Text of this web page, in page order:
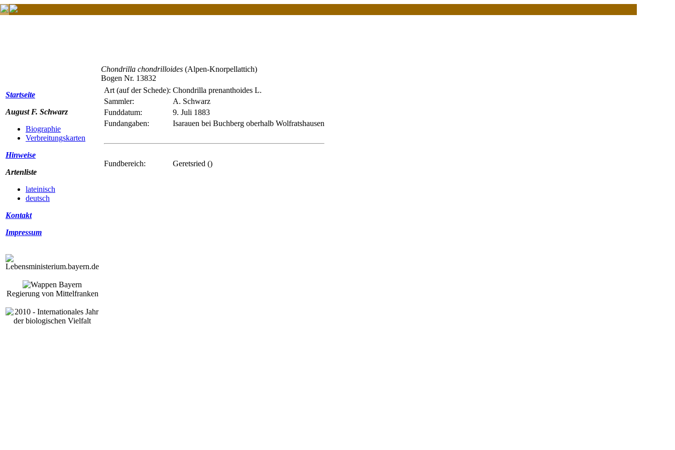
Startseite
August F. Schwarz
Biographie
Verbreitungskarten
Hinweise
Artenliste
lateinisch
deutsch
Kontakt
Impressum
Regierung von Mittelfranken
Chondrilla chondrilloides (Alpen-Knorpellattich)
Bogen Nr. 13832
Art (auf der Schede): Chondrilla prenanthoides L.
Sammler:
A. Schwarz
Funddatum:
9. Juli 1883
Fundangaben:
Isarauen bei Buchberg oberhalb Wolfratshausen
Fundbereich: Geretsried ()